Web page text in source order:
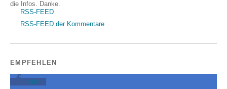
die Infos. Danke.
RSS-FEED
RSS-FEED der Kommentare
EMPFEHLEN
teilen